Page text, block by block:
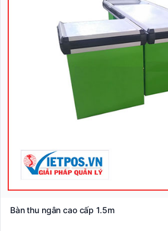
Bàn thu ngân cao cấp 1.5m